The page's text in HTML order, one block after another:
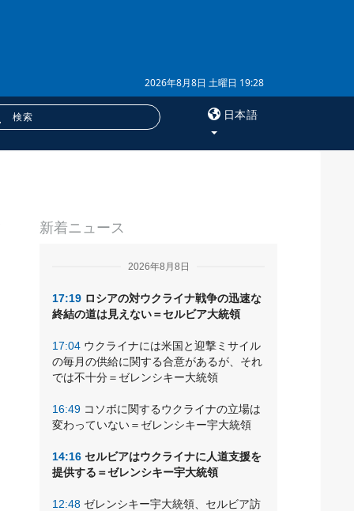
2026年8月8日 土曜日 19:28
日本語
購読
新着ニュース
2026年8月8日
17:19 ロシアの対ウクライナ戦争の迅速な
終結の道は見えない＝セルビア大統領
17:04 ウクライナには米国と迎撃ミサイル
の毎月の供給に関する合意があるが、それ
では不十分＝ゼレンシキー大統領
16:49 コソボに関するウクライナの立場は
変わっていない＝ゼレンシキー宇大統領
14:16 セルビアはウクライナに人道支援を
提供する＝ゼレンシキー宇大統領
12:48 ゼレンシキー宇大統領、セルビア訪